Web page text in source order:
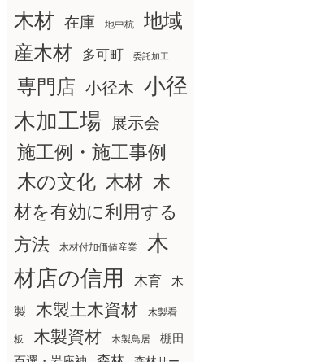
木材 在庫 地中杭
地域
産木材
多可町 委託加工
専門店 小径木 小径
木加工場
展示会
施工例・施工事例
木の文化 木材 木
材を有効に利用する
方法
木材付加価値産業
木
材店の信用
木育 木
製 木製土木資材 木製看
板 木製資材 木製鳥居
棚田